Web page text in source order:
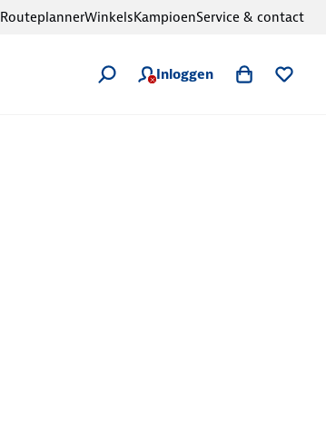
Inloggen
RouteplannerWinkelsKampioenService & contact